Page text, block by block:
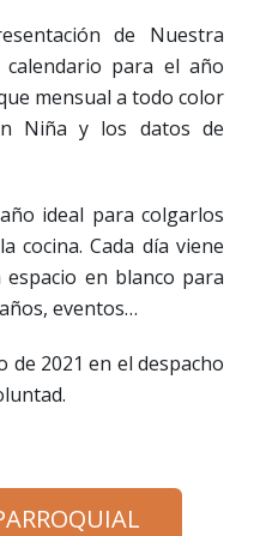
de Nuestra
para el año
mensual a todo color
Niña y los datos de
ideal para colgarlos
cocina. Cada día viene
en blanco para
eventos…
de 2021 en el despacho